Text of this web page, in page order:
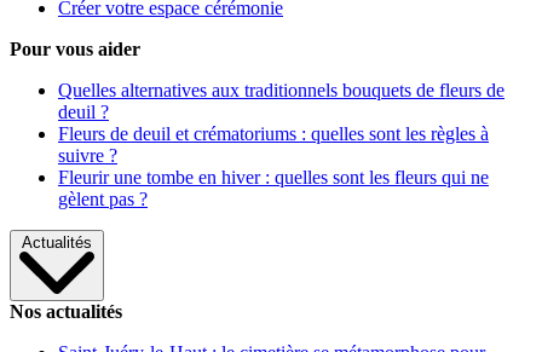
Créer votre espace cérémonie
Pour vous aider
Quelles alternatives aux traditionnels bouquets de fleurs de
deuil ?
Fleurs de deuil et crématoriums : quelles sont les règles à
suivre ?
Fleurir une tombe en hiver : quelles sont les fleurs qui ne
gèlent pas ?
Actualités
Nos actualités